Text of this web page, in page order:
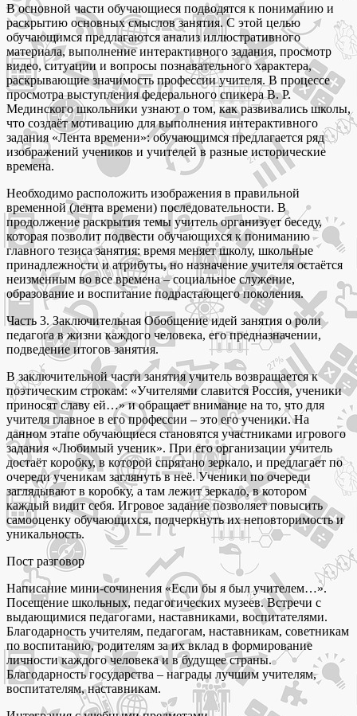
В основной части обучающиеся подводятся к пониманию и
раскрытию основных смыслов занятия. С этой целью
обучающимся предлагаются анализ иллюстративного
материала, выполнение интерактивного задания, просмотр
видео, ситуации и вопросы познавательного характера,
раскрывающие значимость профессии учителя. В процессе
просмотра выступления федерального спикера В. Р.
Мединского школьники узнают о том, как развивались школы,
что создаёт мотивацию для выполнения интерактивного
задания «Лента времени»: обучающимся предлагается ряд
изображений учеников и учителей в разные исторические
времена.
Необходимо расположить изображения в правильной
временной (лента времени) последовательности. В
продолжение раскрытия темы учитель организует беседу,
которая позволит подвести обучающихся к пониманию
главного тезиса занятия: время меняет школу, школьные
принадлежности и атрибуты, но назначение учителя остаётся
неизменным во все времена – социальное служение,
образование и воспитание подрастающего поколения.
Часть 3. Заключительная Обобщение идей занятия о роли
педагога в жизни каждого человека, его предназначении,
подведение итогов занятия.
В заключительной части занятия учитель возвращается к
поэтическим строкам: «Учителями славится Россия, ученики
приносят славу ей…» и обращает внимание на то, что для
учителя главное в его профессии – это его ученики. На
данном этапе обучающиеся становятся участниками игрового
задания «Любимый ученик». При его организации учитель
достаёт коробку, в которой спрятано зеркало, и предлагает по
очереди ученикам заглянуть в неё. Ученики по очереди
заглядывают в коробку, а там лежит зеркало, в котором
каждый видит себя. Игровое задание позволяет повысить
самооценку обучающихся, подчеркнуть их неповторимость и
уникальность.
Пост разговор
Написание мини-сочинения «Если бы я был учителем…».
Посещение школьных, педагогических музеев. Встречи с
выдающимися педагогами, наставниками, воспитателями.
Благодарность учителям, педагогам, наставникам, советникам
по воспитанию, родителям за их вклад в формирование
личности каждого человека и в будущее страны.
Благодарность государства – награды лучшим учителям,
воспитателям, наставникам.